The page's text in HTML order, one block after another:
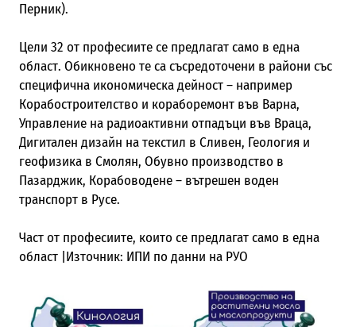
Перник).
Цели 32 от професиите се предлагат само в една
област. Обикновено те са съсредоточени в райони със
специфична икономическа дейност – например
Корабостроителство и кораборемонт във Варна,
Управление на радиоактивни отпадъци във Враца,
Дигитален дизайн на текстил в Сливен, Геология и
геофизика в Смолян, Обувно производство в
Пазарджик, Корабоводене – вътрешен воден
транспорт в Русе.
Част от професиите, които се предлагат само в една
област |Източник: ИПИ по данни на РУО